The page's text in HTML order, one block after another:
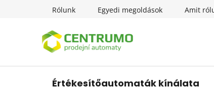
tartalomhoz
Rólunk Egyedi megoldások Amit
Értékesítőautomaták kínálata